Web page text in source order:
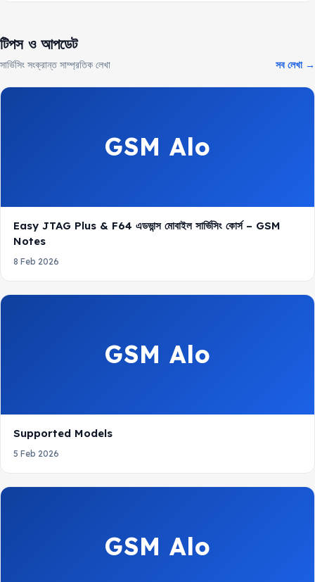
টিপস ও আপডেট
সার্ভিসিং সংক্রান্ত সাম্প্রতিক লেখা সব লেখা →
GSM Alo
Easy JTAG Plus & F64 এডভান্স মোবাইল সার্ভিসিং কোর্স – GSM
Notes
8 Feb 2026
GSM Alo
Supported Models
5 Feb 2026
GSM Alo